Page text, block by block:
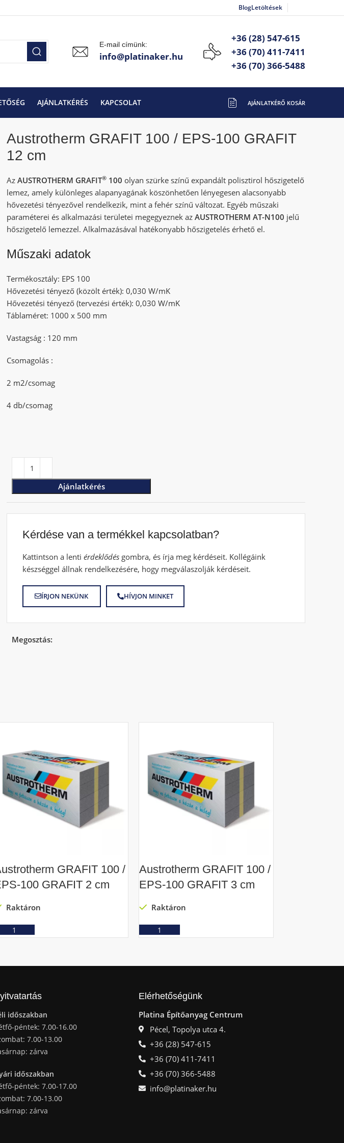
BlogLetöltések
E-mail címünk:
info@platinaker.hu
+36 (28) 547-615
+36 (70) 411-7411
+36 (70) 366-5488
AJÁNLATKÉRÉS KAPCSOLAT
Austrotherm GRAFIT 100 / EPS-100 GRAFIT
12 cm
Az AUSTROTHERM GRAFIT® 100 olyan szürke színű expandált polisztirol hőszigetelő
lemez, amely különleges alapanyagának köszönhetően lényegesen alacsonyabb
hővezetési tényezővel rendelkezik, mint a fehér színű változat. Egyéb műszaki
paraméterei és alkalmazási területei megegyeznek az AUSTROTHERM AT-N100 jelű
hőszigetelő lemezzel. Alkalmazásával hatékonyabb hőszigetelés érhető el.
Műszaki adatok
Termékosztály: EPS 100
Hővezetési tényező (közölt érték): 0,030 W/mK
Hővezetési tényező (tervezési érték): 0,030 W/mK
Táblaméret: 1000 x 500 mm
Vastagság : 120 mm
Csomagolás :
2 m2/csomag
4 db/csomag
Ajánlatkérés
Kérdése van a termékkel kapcsolatban?
Kattintson a lenti érdeklődés gombra, és írja meg kérdéseit. Kollégáink
készséggel állnak rendelkezésére, hogy megválaszolják kérdéseit.
ÍRJON NEKÜNK HÍVJON MINKET
Megosztás:
GRAFIT 100 /
100 GRAFIT 2 cm
Raktáron
Austrotherm GRAFIT 100 /
EPS-100 GRAFIT 3 cm
Raktáron
időszakban
péntek: 7.00-16.00
7.00-13.00
zárva
időszakban
péntek: 7.00-17.00
7.00-13.00
zárva
Elérhetőségünk
Platina Építőanyag Centrum
Pécel, Topolya utca 4.
+36 (28) 547-615
+36 (70) 411-7411
+36 (70) 366-5488
info@platinaker.hu